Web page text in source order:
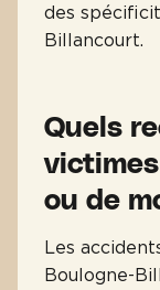
des
Billancourt.
Quels
ou de
Les
Boulogne-